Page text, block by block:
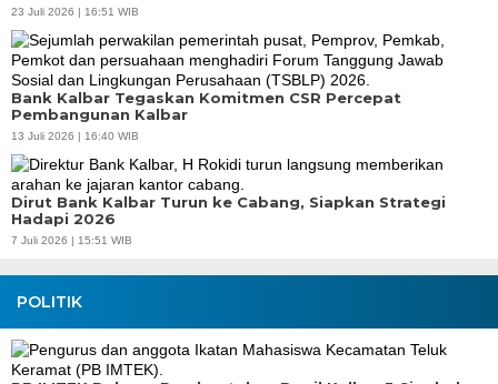
23 Juli 2026 | 16:51 WIB
Bank Kalbar Tegaskan Komitmen CSR Percepat
Pembangunan Kalbar
13 Juli 2026 | 16:40 WIB
Dirut Bank Kalbar Turun ke Cabang, Siapkan Strategi
Hadapi 2026
7 Juli 2026 | 15:51 WIB
POLITIK